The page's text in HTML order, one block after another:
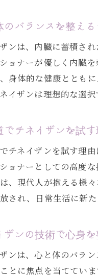
のバランスを整え
ンは、内臓に蓄積さ
ョナーが優しく内臓
身体的な健康ととも
イザンは理想的な選択
でチネイザンを試
チネイザンを試す理
ョナーとしての高度
、現代人が抱える様
され、日常生活に新
ザンの技術で心身を
ンは、心と体のバラ
とに焦点を当ててい